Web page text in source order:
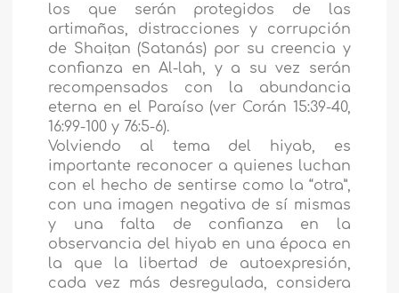
los que serán protegidos de las
artimañas, distracciones y corrupción
de Shaiṭan (Satanás) por su creencia y
confianza en Al-lah, y a su vez serán
recompensados con la abundancia
eterna en el Paraíso (ver Corán 15:39-40,
16:99-100 y 76:5-6).
Volviendo al tema del hiyab, es
importante reconocer a quienes luchan
con el hecho de sentirse como la “otra”,
con una imagen negativa de sí mismas
y una falta de confianza en la
observancia del hiyab en una época en
la que la libertad de autoexpresión,
cada vez más desregulada, considera